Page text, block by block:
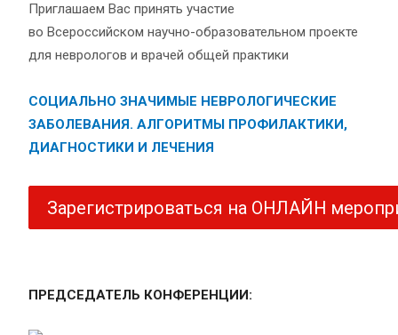
Приглашаем Вас принять участие
во Всероссийском научно-образовательном проекте
для неврологов и врачей общей практики
СОЦИАЛЬНО ЗНАЧИМЫЕ НЕВРОЛОГИЧЕСКИЕ
ЗАБОЛЕВАНИЯ. АЛГОРИТМЫ ПРОФИЛАКТИКИ,
ДИАГНОСТИКИ И ЛЕЧЕНИЯ
Зарегистрироваться на ОНЛАЙН
ПРЕДСЕДАТЕЛЬ КОНФЕРЕНЦИИ: